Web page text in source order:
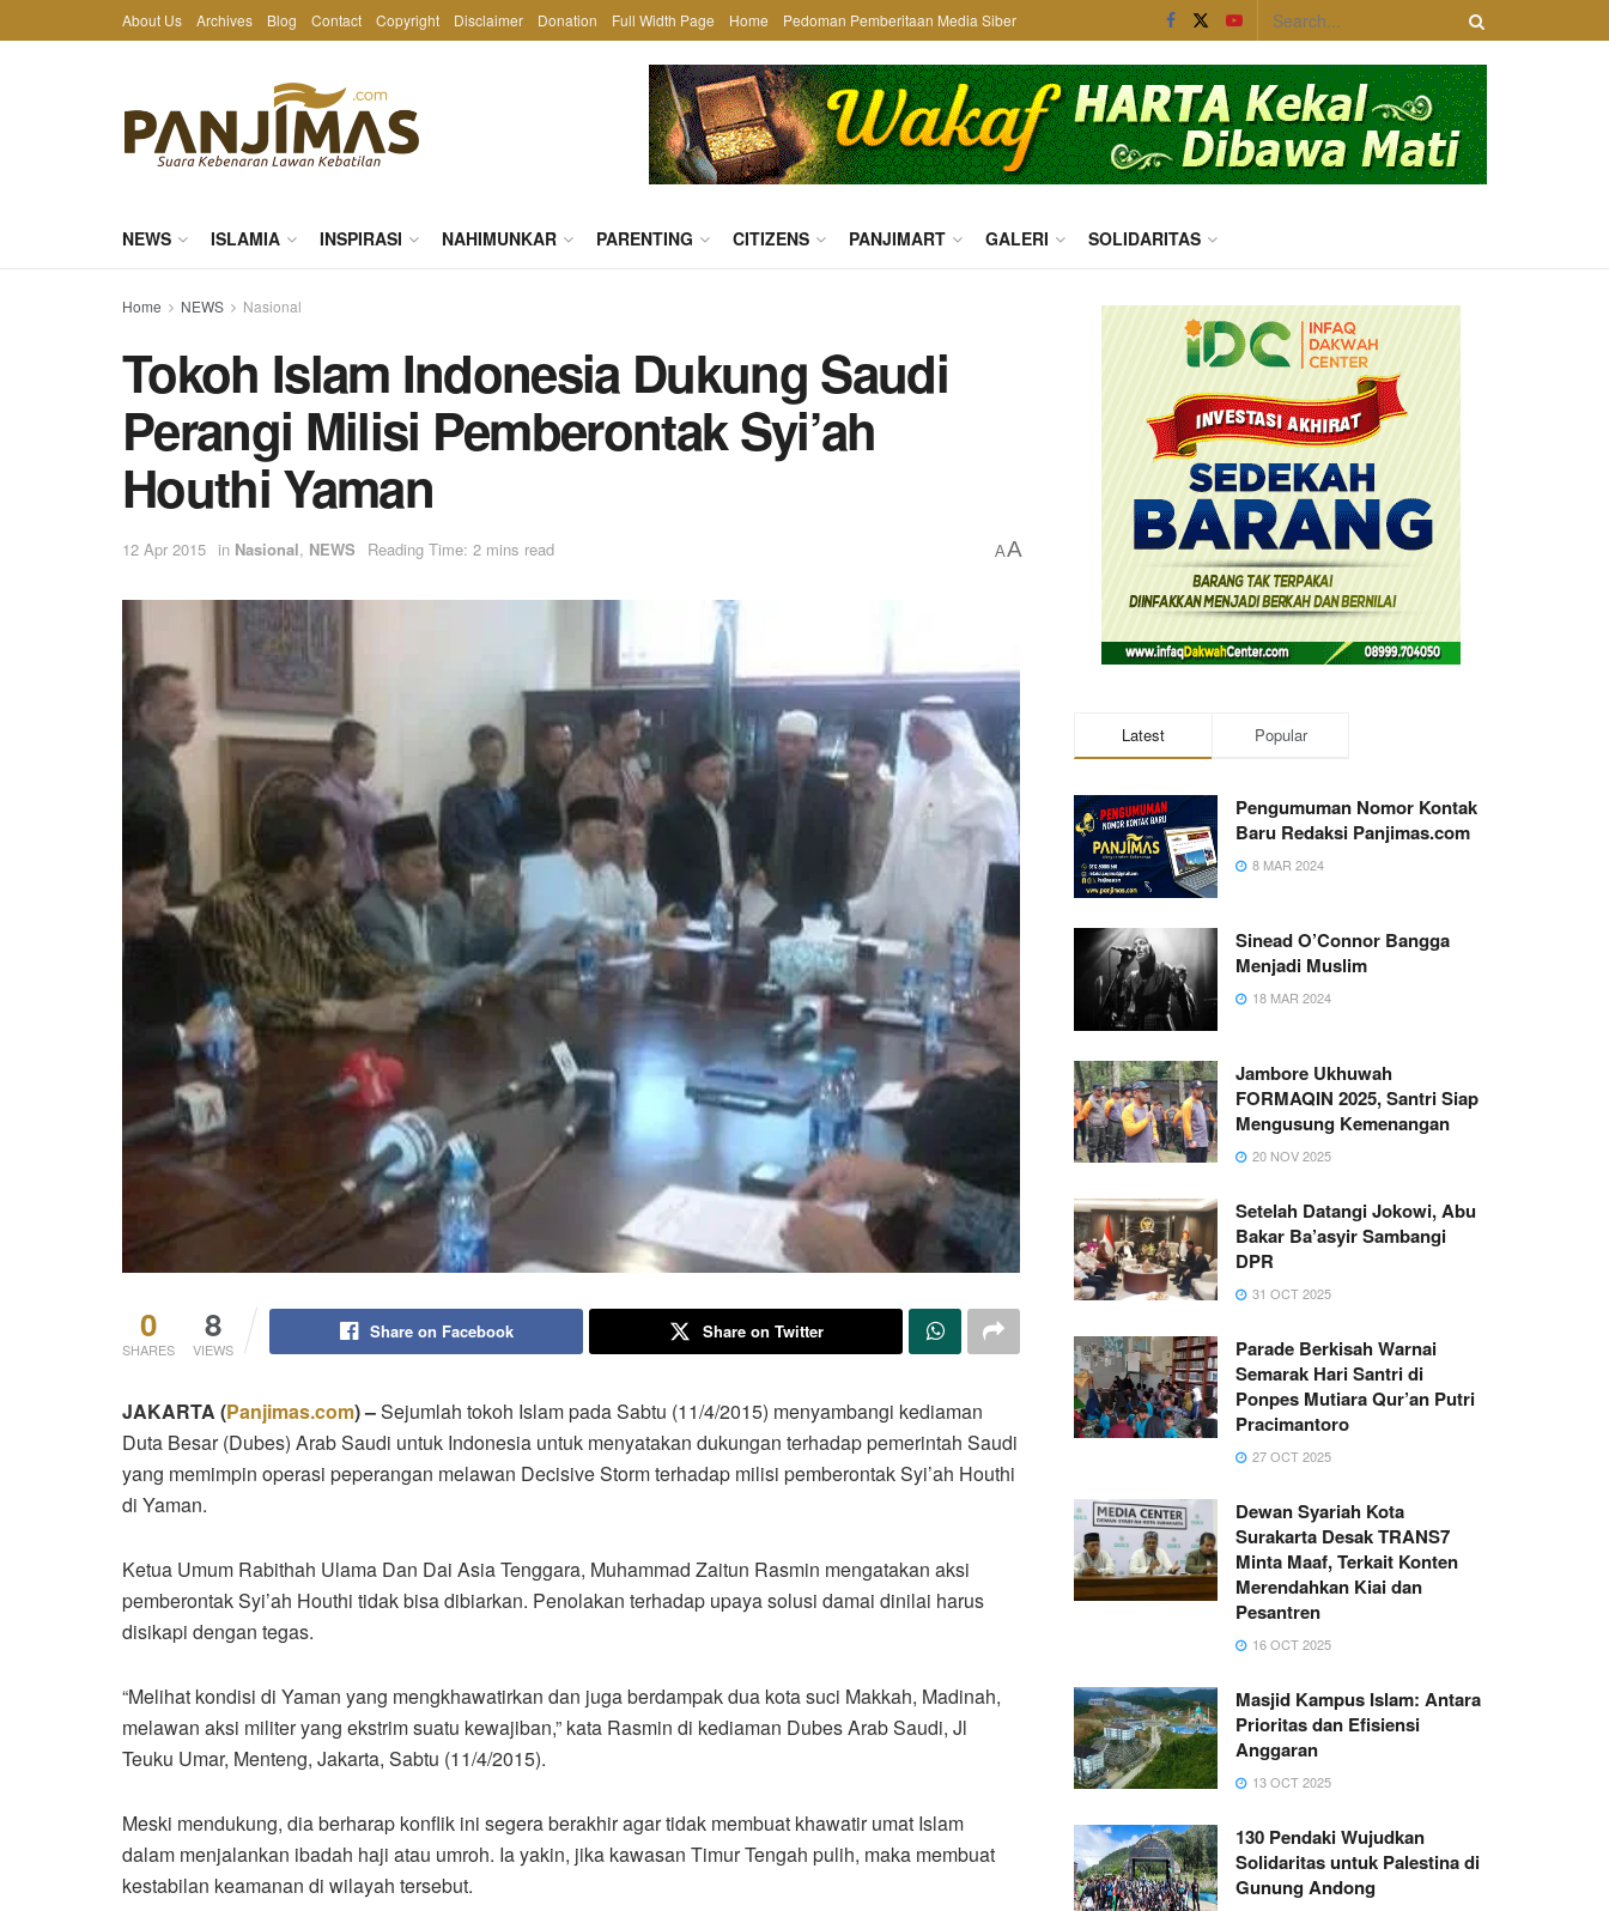
About Us Archives Blog Contact Copyright Disclaimer Donation Full Width Page Home Pedoman Pemberitaan Media Siber
NEWS ISLAMIA INSPIRASI NAHIMUNKAR PARENTING CITIZENS PANJIMART GALERI SOLIDARITAS
Home NEWS Nasional
Tokoh Islam Indonesia Dukung Saudi
Perangi Milisi Pemberontak Syi’ah
Houthi Yaman
12 Apr 2015 in Nasional, NEWS Reading Time: 2 mins read AA
0
SHARES
8
VIEWS
Share on Facebook Share on Twitter
JAKARTA (Panjimas.com) –Sejumlah tokoh Islam pada Sabtu (11/4/2015) menyambangi kediaman
Duta Besar (Dubes) Arab Saudi untuk Indonesia untuk menyatakan dukungan terhadap pemerintah Saudi
yang memimpin operasi peperangan melawan Decisive Storm terhadap milisi pemberontak Syi’ah Houthi
di Yaman.
Ketua Umum Rabithah Ulama Dan Dai Asia Tenggara, Muhammad Zaitun Rasmin mengatakan aksi
pemberontak Syi’ah Houthi tidak bisa dibiarkan. Penolakan terhadap upaya solusi damai dinilai harus
disikapi dengan tegas.
“Melihat kondisi di Yaman yang mengkhawatirkan dan juga berdampak dua kota suci Makkah, Madinah,
melawan aksi militer yang ekstrim suatu kewajiban,” kata Rasmin di kediaman Dubes Arab Saudi, Jl
Teuku Umar, Menteng, Jakarta, Sabtu (11/4/2015).
Meski mendukung, dia berharap konflik ini segera berakhir agar tidak membuat khawatir umat Islam
dalam menjalankan ibadah haji atau umroh. Ia yakin, jika kawasan Timur Tengah pulih, maka membuat
kestabilan keamanan di wilayah tersebut.
Latest Popular
Pengumuman Nomor Kontak
Baru Redaksi Panjimas.com
8 MAR 2024
Sinead O’Connor Bangga
Menjadi Muslim
18 MAR 2024
Jambore Ukhuwah
FORMAQIN 2025, Santri Siap
Mengusung Kemenangan
20 NOV 2025
Setelah Datangi Jokowi, Abu
Bakar Ba’asyir Sambangi
DPR
31 OCT 2025
Parade Berkisah Warnai
Semarak Hari Santri di
Ponpes Mutiara Qur’an Putri
Pracimantoro
27 OCT 2025
Dewan Syariah Kota
Surakarta Desak TRANS7
Minta Maaf, Terkait Konten
Merendahkan Kiai dan
Pesantren
16 OCT 2025
Masjid Kampus Islam: Antara
Prioritas dan Efisiensi
Anggaran
13 OCT 2025
130 Pendaki Wujudkan
Solidaritas untuk Palestina di
Gunung Andong